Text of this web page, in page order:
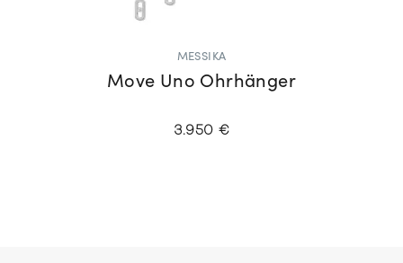
MESSIKA
Move Uno Ohrhänger
3.950 €